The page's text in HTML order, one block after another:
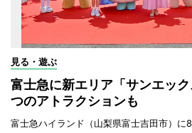
見る・遊ぶ
富士急に新エリア「サンエッ
つのアトラクションも
富士急ハイランド（山梨県富士吉田市）に